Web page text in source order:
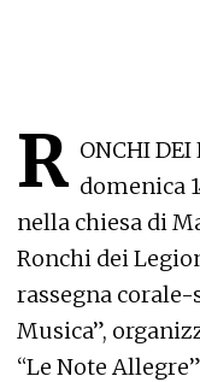
R ONCHI
domenica
nella chiesa di
Ronchi dei
rassegna
Musica”,
“Le Note